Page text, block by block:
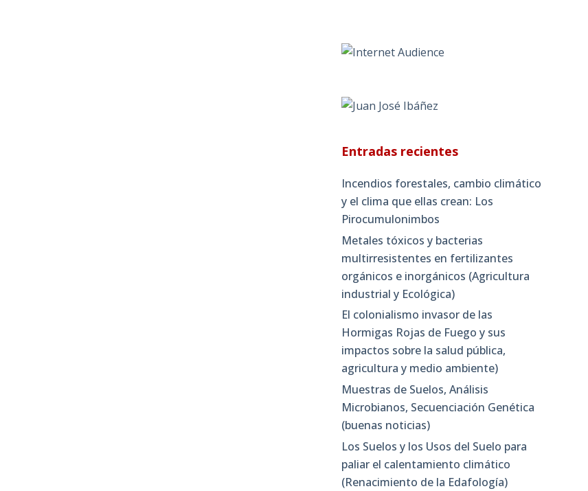
Entradas recientes
Incendios forestales, cambio climático
y el clima que ellas crean: Los
Pirocumulonimbos
Metales tóxicos y bacterias
multirresistentes en fertilizantes
orgánicos e inorgánicos (Agricultura
industrial y Ecológica)
El colonialismo invasor de las
Hormigas Rojas de Fuego y sus
impactos sobre la salud pública,
agricultura y medio ambiente)
Muestras de Suelos, Análisis
Microbianos, Secuenciación Genética
(buenas noticias)
Los Suelos y los Usos del Suelo para
paliar el calentamiento climático
(Renacimiento de la Edafología)